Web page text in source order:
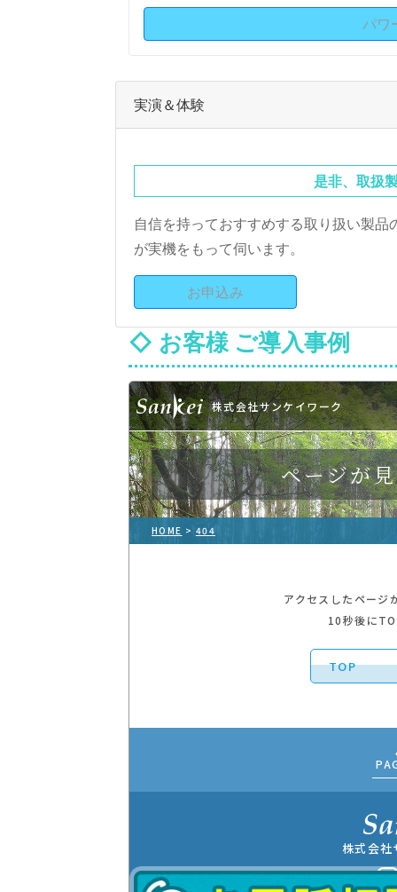
パワ
実演＆体験
是非、取扱
自信を持っておすすめする取り扱い製
が実機をもって伺います。
お申込み
◇ お客様 ご導入事例